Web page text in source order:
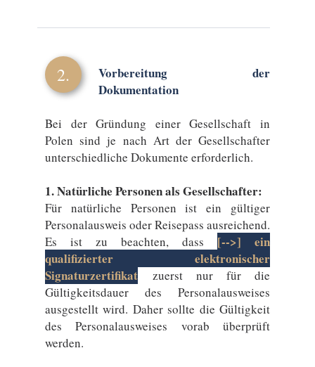
2.
Vorbereitung der
Dokumentation
Bei der Gründung einer Gesellschaft in
Polen sind je nach Art der Gesellschafter
unterschiedliche Dokumente erforderlich.
1. Natürliche Personen als Gesellschafter:
Für natürliche Personen ist ein gültiger
Personalausweis oder Reisepass ausreichend.
Es ist zu beachten, dass [-->] ein
qualifizierter elektronischer
Signaturzertifikat zuerst nur für die
Gültigkeitsdauer des Personalausweises
ausgestellt wird. Daher sollte die Gültigkeit
des Personalausweises vorab überprüft
werden.